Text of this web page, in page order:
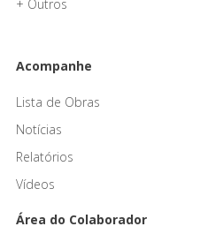
+ Outros
Acompanhe
Lista de Obras
Notícias
Relatórios
Vídeos
Área do Colaborador